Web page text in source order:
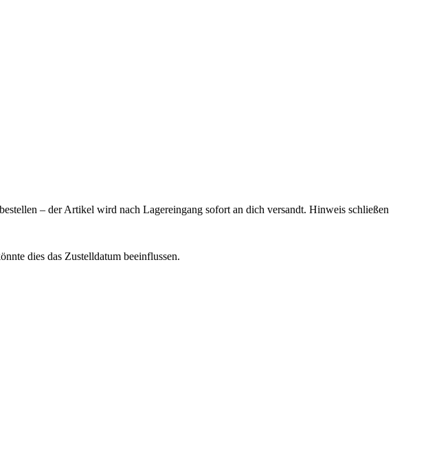
– der Artikel wird nach Lagereingang sofort an dich versandt. Hinweis schließen
dies das Zustelldatum beeinflussen.